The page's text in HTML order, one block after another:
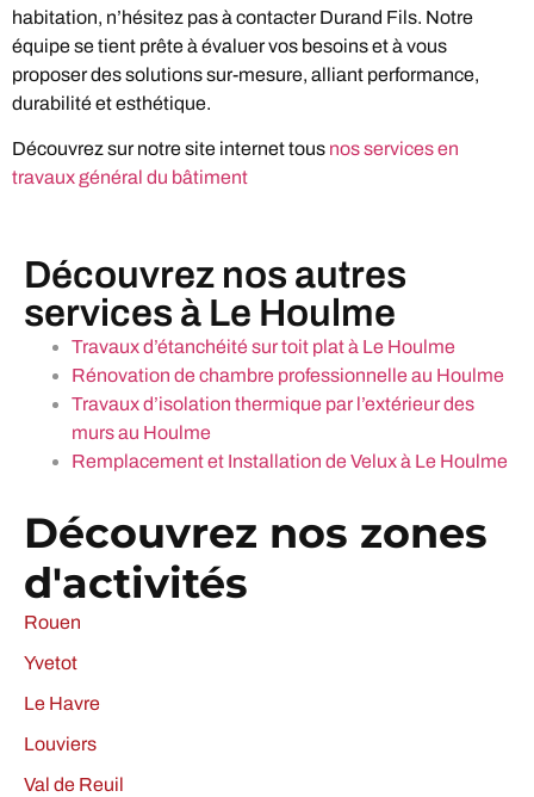
habitation, n’hésitez pas à contacter Durand Fils. Notre
équipe se tient prête à évaluer vos besoins et à vous
proposer des solutions sur-mesure, alliant performance,
durabilité et esthétique.
Découvrez sur notre site internet tous nos services en
travaux général du bâtiment
Découvrez nos autres
services à Le Houlme
Travaux d’étanchéité sur toit plat à Le Houlme
Rénovation de chambre professionnelle au Houlme
Travaux d’isolation thermique par l’extérieur des
murs au Houlme
Remplacement et Installation de Velux à Le Houlme
Découvrez nos zones
d'activités
Rouen
Yvetot
Le Havre
Louviers
Val de Reuil